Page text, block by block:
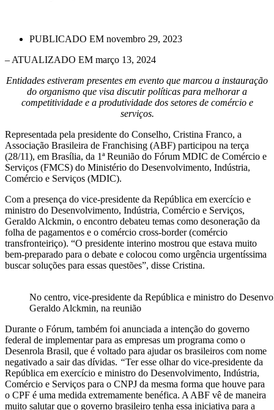
PUBLICADO EM novembro 29, 2023
– ATUALIZADO EM março 13, 2024
Entidades estiveram presentes em evento que marcou a instauração
do organismo que visa discutir políticas para melhorar a
competitividade e a produtividade dos setores de comércio e
serviços.
Representada pela presidente do Conselho, Cristina Franco, a
Associação Brasileira de Franchising (ABF) participou na terça
(28/11), em Brasília, da 1ª Reunião do Fórum MDIC de Comércio e
Serviços (FMCS) do Ministério do Desenvolvimento, Indústria,
Comércio e Serviços (MDIC).
Com a presença do vice-presidente da República em exercício e
ministro do Desenvolvimento, Indústria, Comércio e Serviços,
Geraldo Alckmin, o encontro debateu temas como desoneração da
folha de pagamentos e o comércio cross-border (comércio
transfronteiriço). “O presidente interino mostrou que estava muito
bem-preparado para o debate e colocou como urgência urgentíssima
buscar soluções para essas questões”, disse Cristina.
No centro, vice-presidente da República e ministro do
Geraldo Alckmin, na reunião
Durante o Fórum, também foi anunciada a intenção do governo
federal de implementar para as empresas um programa como o
Desenrola Brasil, que é voltado para ajudar os brasileiros com nome
negativado a sair das dívidas. “Ter esse olhar do vice-presidente da
República em exercício e ministro do Desenvolvimento, Indústria,
Comércio e Serviços para o CNPJ da mesma forma que houve para
o CPF é uma medida extremamente benéfica. A ABF vê de maneira
muito salutar que o governo brasileiro tenha essa iniciativa para a